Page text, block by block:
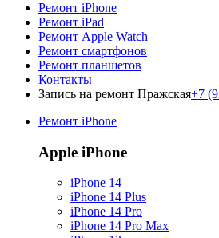
Ремонт iPhone
Ремонт iPad
Ремонт Apple Watch
Ремонт смартфонов
Ремонт планшетов
Контакты
Запись на ремонт Пражская+7
Ремонт iPhone
Apple iPhone
iPhone 14
iPhone 14 Plus
iPhone 14 Pro
iPhone 14 Pro Max